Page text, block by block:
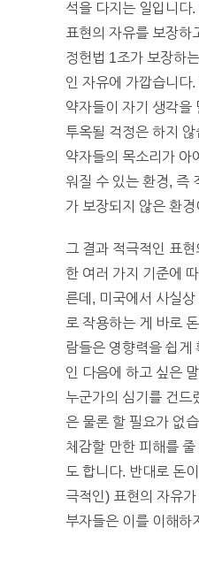
석을 다지는 일입니다.
표현의 자유를 보장하
정헌법 1조가 보장하
인 자유에 가깝습니다
약자들이 자기 생각을
투옥될 걱정은 하지
약자들의 목소리가 아
워질 수 있는 환경, 즉
가 보장되지 않은 환
그 결과 적극적인 표
한 여러 가지 기준에
른데, 미국에서 사실
로 작용하는 게 바로
람들은 영향력을 쉽게
인 다음에 하고 싶은
누군가의 심기를 건드
은 물론 할 필요가 없
체감할 만한 피해를 줄
도 합니다. 반대로 돈
극적인) 표현의 자유
부자들은 이를 이해하